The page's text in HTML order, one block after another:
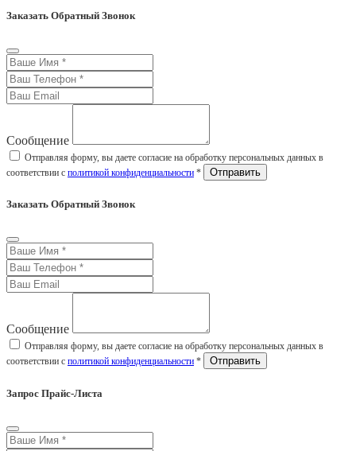
Заказать Обратный Звонок
Сообщение
Отправляя форму, вы даете согласие на обработку персональных данных в
соответствии с политикой конфиденциальности *
Заказать Обратный Звонок
Сообщение
Отправляя форму, вы даете согласие на обработку персональных данных в
соответствии с политикой конфиденциальности *
Запрос Прайс-Листа